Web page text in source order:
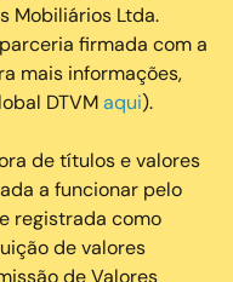
Mobiliários Ltda.
firmada com a
mais informações,
DTVMaqui).
de títulos e valores
a funcionar pelo
registrada como
de valores
de Valores